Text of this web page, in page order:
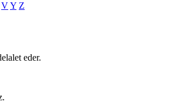
VY Z
eder.